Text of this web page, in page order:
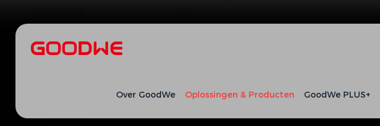
Over GoodWe Oplossingen & Producten GoodWe PLUS+